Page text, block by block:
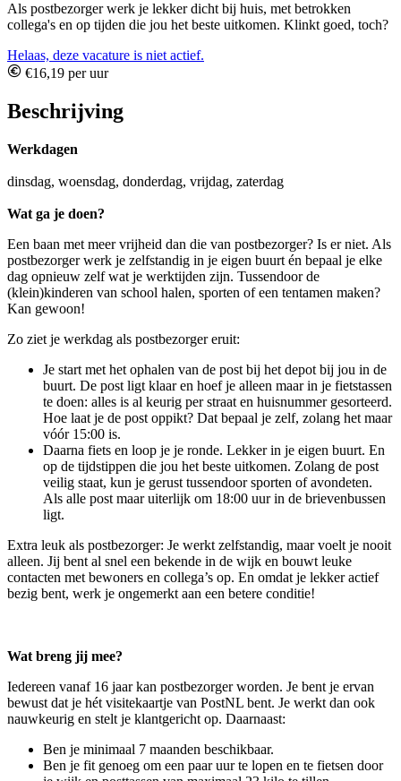
Als postbezorger werk je lekker dicht bij huis, met betrokken
collega's en op tijden die jou het beste uitkomen. Klinkt goed, toch?
Helaas, deze vacature is niet actief.
€16,19 per uur
Beschrijving
Werkdagen
dinsdag, woensdag, donderdag, vrijdag, zaterdag
Wat ga je doen?
Een baan met meer vrijheid dan die van postbezorger? Is er niet. Als
postbezorger werk je zelfstandig in je eigen buurt én bepaal je elke
dag opnieuw zelf wat je werktijden zijn. Tussendoor de
(klein)kinderen van school halen, sporten of een tentamen maken?
Kan gewoon!
Zo ziet je werkdag als postbezorger eruit:
Je start met het ophalen van de post bij het depot bij jou in de
buurt. De post ligt klaar en hoef je alleen maar in je fietstassen
te doen: alles is al keurig per straat en huisnummer gesorteerd.
Hoe laat je de post oppikt? Dat bepaal je zelf, zolang het maar
vóór 15:00 is.
Daarna fiets en loop je je ronde. Lekker in je eigen buurt. En
op de tijdstippen die jou het beste uitkomen. Zolang de post
veilig staat, kun je gerust tussendoor sporten of avondeten.
Als alle post maar uiterlijk om 18:00 uur in de brievenbussen
ligt.
Extra leuk als postbezorger: Je werkt zelfstandig, maar voelt je nooit
alleen. Jij bent al snel een bekende in de wijk en bouwt leuke
contacten met bewoners en collega’s op. En omdat je lekker actief
bezig bent, werk je ongemerkt aan een betere conditie!
Wat breng jij mee?
Iedereen vanaf 16 jaar kan postbezorger worden. Je bent je ervan
bewust dat je hét visitekaartje van PostNL bent. Je werkt dan ook
nauwkeurig en stelt je klantgericht op. Daarnaast:
Ben je minimaal 7 maanden beschikbaar.
Ben je fit genoeg om een paar uur te lopen en te fietsen door